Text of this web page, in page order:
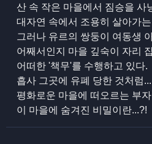
산 속 작은 마을에서 짐승을 사
대자연 속에서 조용히 살아가
그러나 유르의 쌍둥이 여동생
어째서인지 마을 깊숙이 자리
어떠한 '책무'를 수행하고 있다.
흡사 그곳에 유폐 당한 것처럼
평화로운 마을에 떠오르는 부
이 마을에 숨겨진 비밀이란...?!